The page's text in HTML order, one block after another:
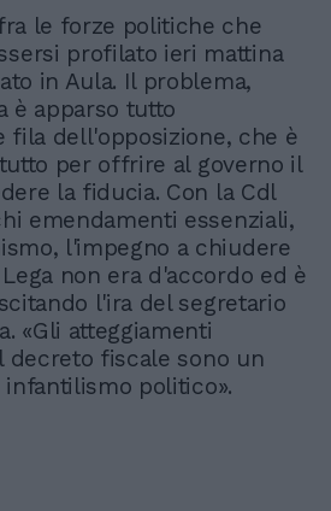
le forze politiche che
profilato ieri mattina
in Aula. Il problema,
è apparso tutto
fila dell'opposizione, che è
per offrire al governo il
la fiducia. Con la Cdl
emendamenti essenziali,
l'impegno a chiudere
non era d'accordo ed è
l'ira del segretario
«Gli atteggiamenti
decreto fiscale sono un
politico».